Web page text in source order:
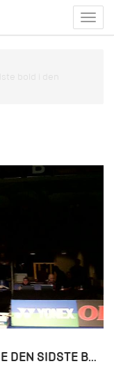
menu
bold i den
DM I BADMINTON: SE ELLER GENSE DEN SIDSTE BOLD I DEN SPÆNDENDE FINALE I HERRE SINGLE